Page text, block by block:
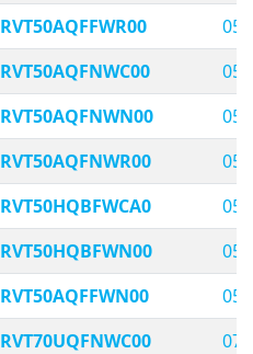
RVT50AQFFWR00
RVT50AQFNWC00
RVT50AQFNWN00
RVT50AQFNWR00
RVT50HQBFWCA0
RVT50HQBFWN00
RVT50AQFFWN00
RVT70UQFNWC00